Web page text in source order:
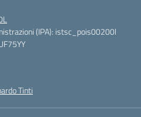
(IPA): istsc_pois00200l
Tinti